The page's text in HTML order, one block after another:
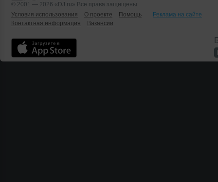
© 2001 — 2026 «DJ.ru» Все права защищены.
Условия использования
О проекте Помощь
Реклама на сайте
Контактная информация
Вакансии